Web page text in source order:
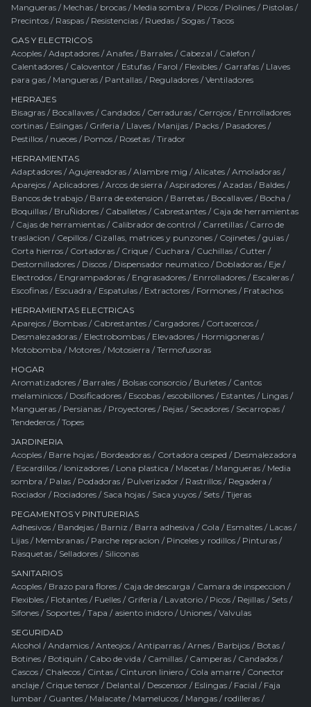
Mangueras / Mechas / brocas / Media sombra / Picos / Piolines / Pistolas /
Precintos / Raspas / Resistencias / Ruedas / Sogas /Tacos
GAS Y ELECTRICOS
Acoples /Adaptadores /Anafes / Barrales / Cabezal / Calefon /
Calentadores / Caloventor / Estufas / Farol / Flexibles / Garrafas / Llaves
para gas / Mangueras / Pantallas / Reguladores /Ventiladores
HERRAJES
Bisagras / Bocallaves / Candados / Cerraduras / Cerrojos / Enrrolladores
cortinas / Eslingas / Griferia / Llaves / Manijas / Packs / Pasadores /
Pestillos / nueces / Pomos / Rosetas /Tirador
HERRAMIENTAS
Adaptadores /Agujereadoras /Alambre mig /Alicates /Amoladoras /
Aparejos /Aplicadores /Arcos de sierra /Aspiradores /Azadas / Baldes /
Bancos de trabajo / Barra de extension / Barretas / Bocallaves / Bocha /
Boquillas / BruÑidores / Caballetes / Cabrestantes / Caja de herramientas
/ Cajas de herramientas / Calibrador de control / Carretillas / Carro de
traslacion / Cepillos / Cizallas, matrices y punzones / Cojinetes / guias /
Corta hierros / Cortadoras / Crique / Cuchara / Cuchillas / Cutter /
Destornilladores / Discos / Dispensador neumatico / Dobladoras / Eje /
Electrodos / Engrampadoras / Engrasadores / Enrrolladores / Escaleras /
Escofinas / Escuadra / Espatulas / Extractores / Formones / Fratachos
HERRAMIENTAS ELECTRICAS
Aparejos / Bombas / Cabrestantes / Cargadores / Cortacercos /
Desmalezadoras / Electrobombas / Elevadores / Hormigoneras /
Motobomba / Motores / Motosierra /Termofusoras
HOGAR
Aromatizadores / Barrales / Bolsas consorcio / Burletes / Cantos
melaminicos / Dosificadores / Escobas / escobillones / Estantes / Lingas /
Mangueras / Persianas / Proyectores / Rejas / Secadores / Secarropas /
Tendederos /Topes
JARDINERIA
Acoples / Barre hojas / Bordeadoras / Cortadora cesped / Desmalezadora
/ Escardillos / Ionizadores / Lona plastica / Macetas / Mangueras / Media
sombra / Palas / Podadoras / Pulverizador / Rastrillos / Regadera /
Rociador / Rociadores / Saca hojas / Saca yuyos / Sets /Tijeras
PEGAMENTOS Y PINTURERIAS
Adhesivos / Bandejas / Barniz / Barra adhesiva / Cola / Esmaltes / Lacas /
Lijas / Membranas / Parche repracion / Pinceles y rodillos / Pinturas /
Rasquetas / Selladores / Siliconas
SANITARIOS
Acoples / Brazo para flores / Caja de descarga / Camara de inspeccion /
Flexibles / Flotantes / Fuelles / Griferia / Lavatorio / Picos / Rejillas / Sets /
Sifones / Soportes /Tapa / asiento inidoro / Uniones /Valvulas
SEGURIDAD
Alcohol /Andamios /Anteojos /Antiparras /Arnes / Barbijos / Botas /
Botines / Botiquin / Cabo de vida / Camillas / Camperas / Candados /
Cascos / Chalecos / Cintas / Cinturon liniero / Cola amarre / Conector
anclaje / Crique tensor / Delantal / Descensor / Eslingas / Facial / Faja
lumbar / Guantes / Malacate / Mamelucos / Mangas / rodilleras /